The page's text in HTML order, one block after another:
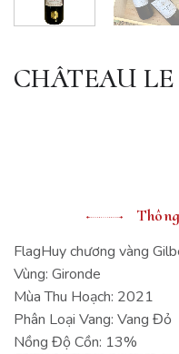
CHÂTEAU
FlagHuy chương vàng
Vùng: Gironde
Mùa Thu Hoạch: 2021
Phân Loại Vang: Vang Đỏ
Nồng Độ Cồn: 13%